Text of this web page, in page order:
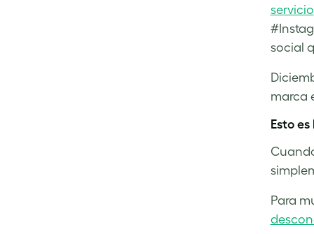
servicio
social
marca
Esto
Para